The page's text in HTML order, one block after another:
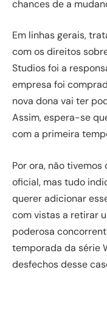
chances de a
Em linhas gerais,
com os direitos
Studios foi a
empresa foi
nova dona vai ter
Assim, espera-se
com a primeira
Por ora, não
oficial, mas tudo
querer adicionar
com vistas a retirar
poderosa
temporada da série
desfechos desse